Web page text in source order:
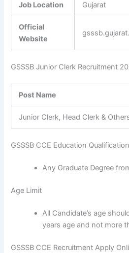
Job Location Gujarat
Official
Website
GSSSB Junior Clerk Recruitment
Post Name
Junior Clerk, Head Clerk &
GSSSB CCE Education Qualification
Any Graduate Degree
Age Limit
All Candidate’s age
years age and not more
GSSSB CCE Recruitment Apply